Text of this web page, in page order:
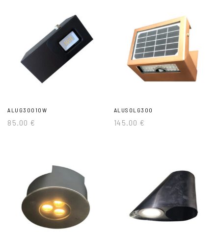
ALUG30010W
85.00 €
ALUSOLG300
145.00 €